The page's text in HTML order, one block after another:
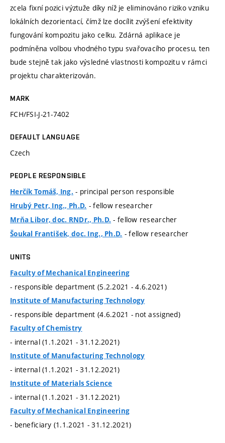
zcela fixní pozici výztuže díky níž je eliminováno riziko vzniku
lokálních dezorientací, čímž lze docílit zvýšení efektivity
fungování kompozitu jako celku. Zdárná aplikace je
podmíněna volbou vhodného typu svařovacího procesu, ten
bude stejně tak jako výsledné vlastnosti kompozitu v rámci
projektu charakterizován.
MARK
FCH/FSI-J-21-7402
DEFAULT LANGUAGE
Czech
PEOPLE RESPONSIBLE
Herčík Tomáš, Ing. - principal person responsible
Hrubý Petr, Ing., Ph.D. - fellow researcher
Mrňa Libor, doc. RNDr., Ph.D. - fellow researcher
Šoukal František, doc. Ing., Ph.D. - fellow researcher
UNITS
Faculty of Mechanical Engineering
- responsible department (5.2.2021 - 4.6.2021)
Institute of Manufacturing Technology
- responsible department (4.6.2021 - not assigned)
Faculty of Chemistry
- internal (1.1.2021 - 31.12.2021)
Institute of Manufacturing Technology
- internal (1.1.2021 - 31.12.2021)
Institute of Materials Science
- internal (1.1.2021 - 31.12.2021)
Faculty of Mechanical Engineering
- beneficiary (1.1.2021 - 31.12.2021)